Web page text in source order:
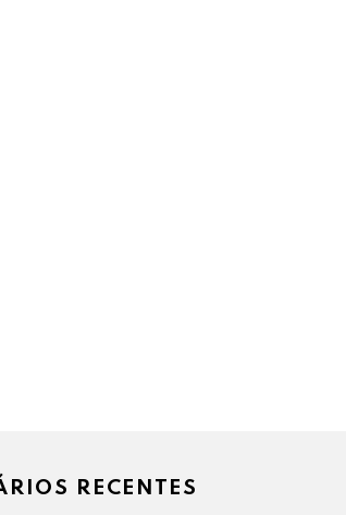
RECENTES